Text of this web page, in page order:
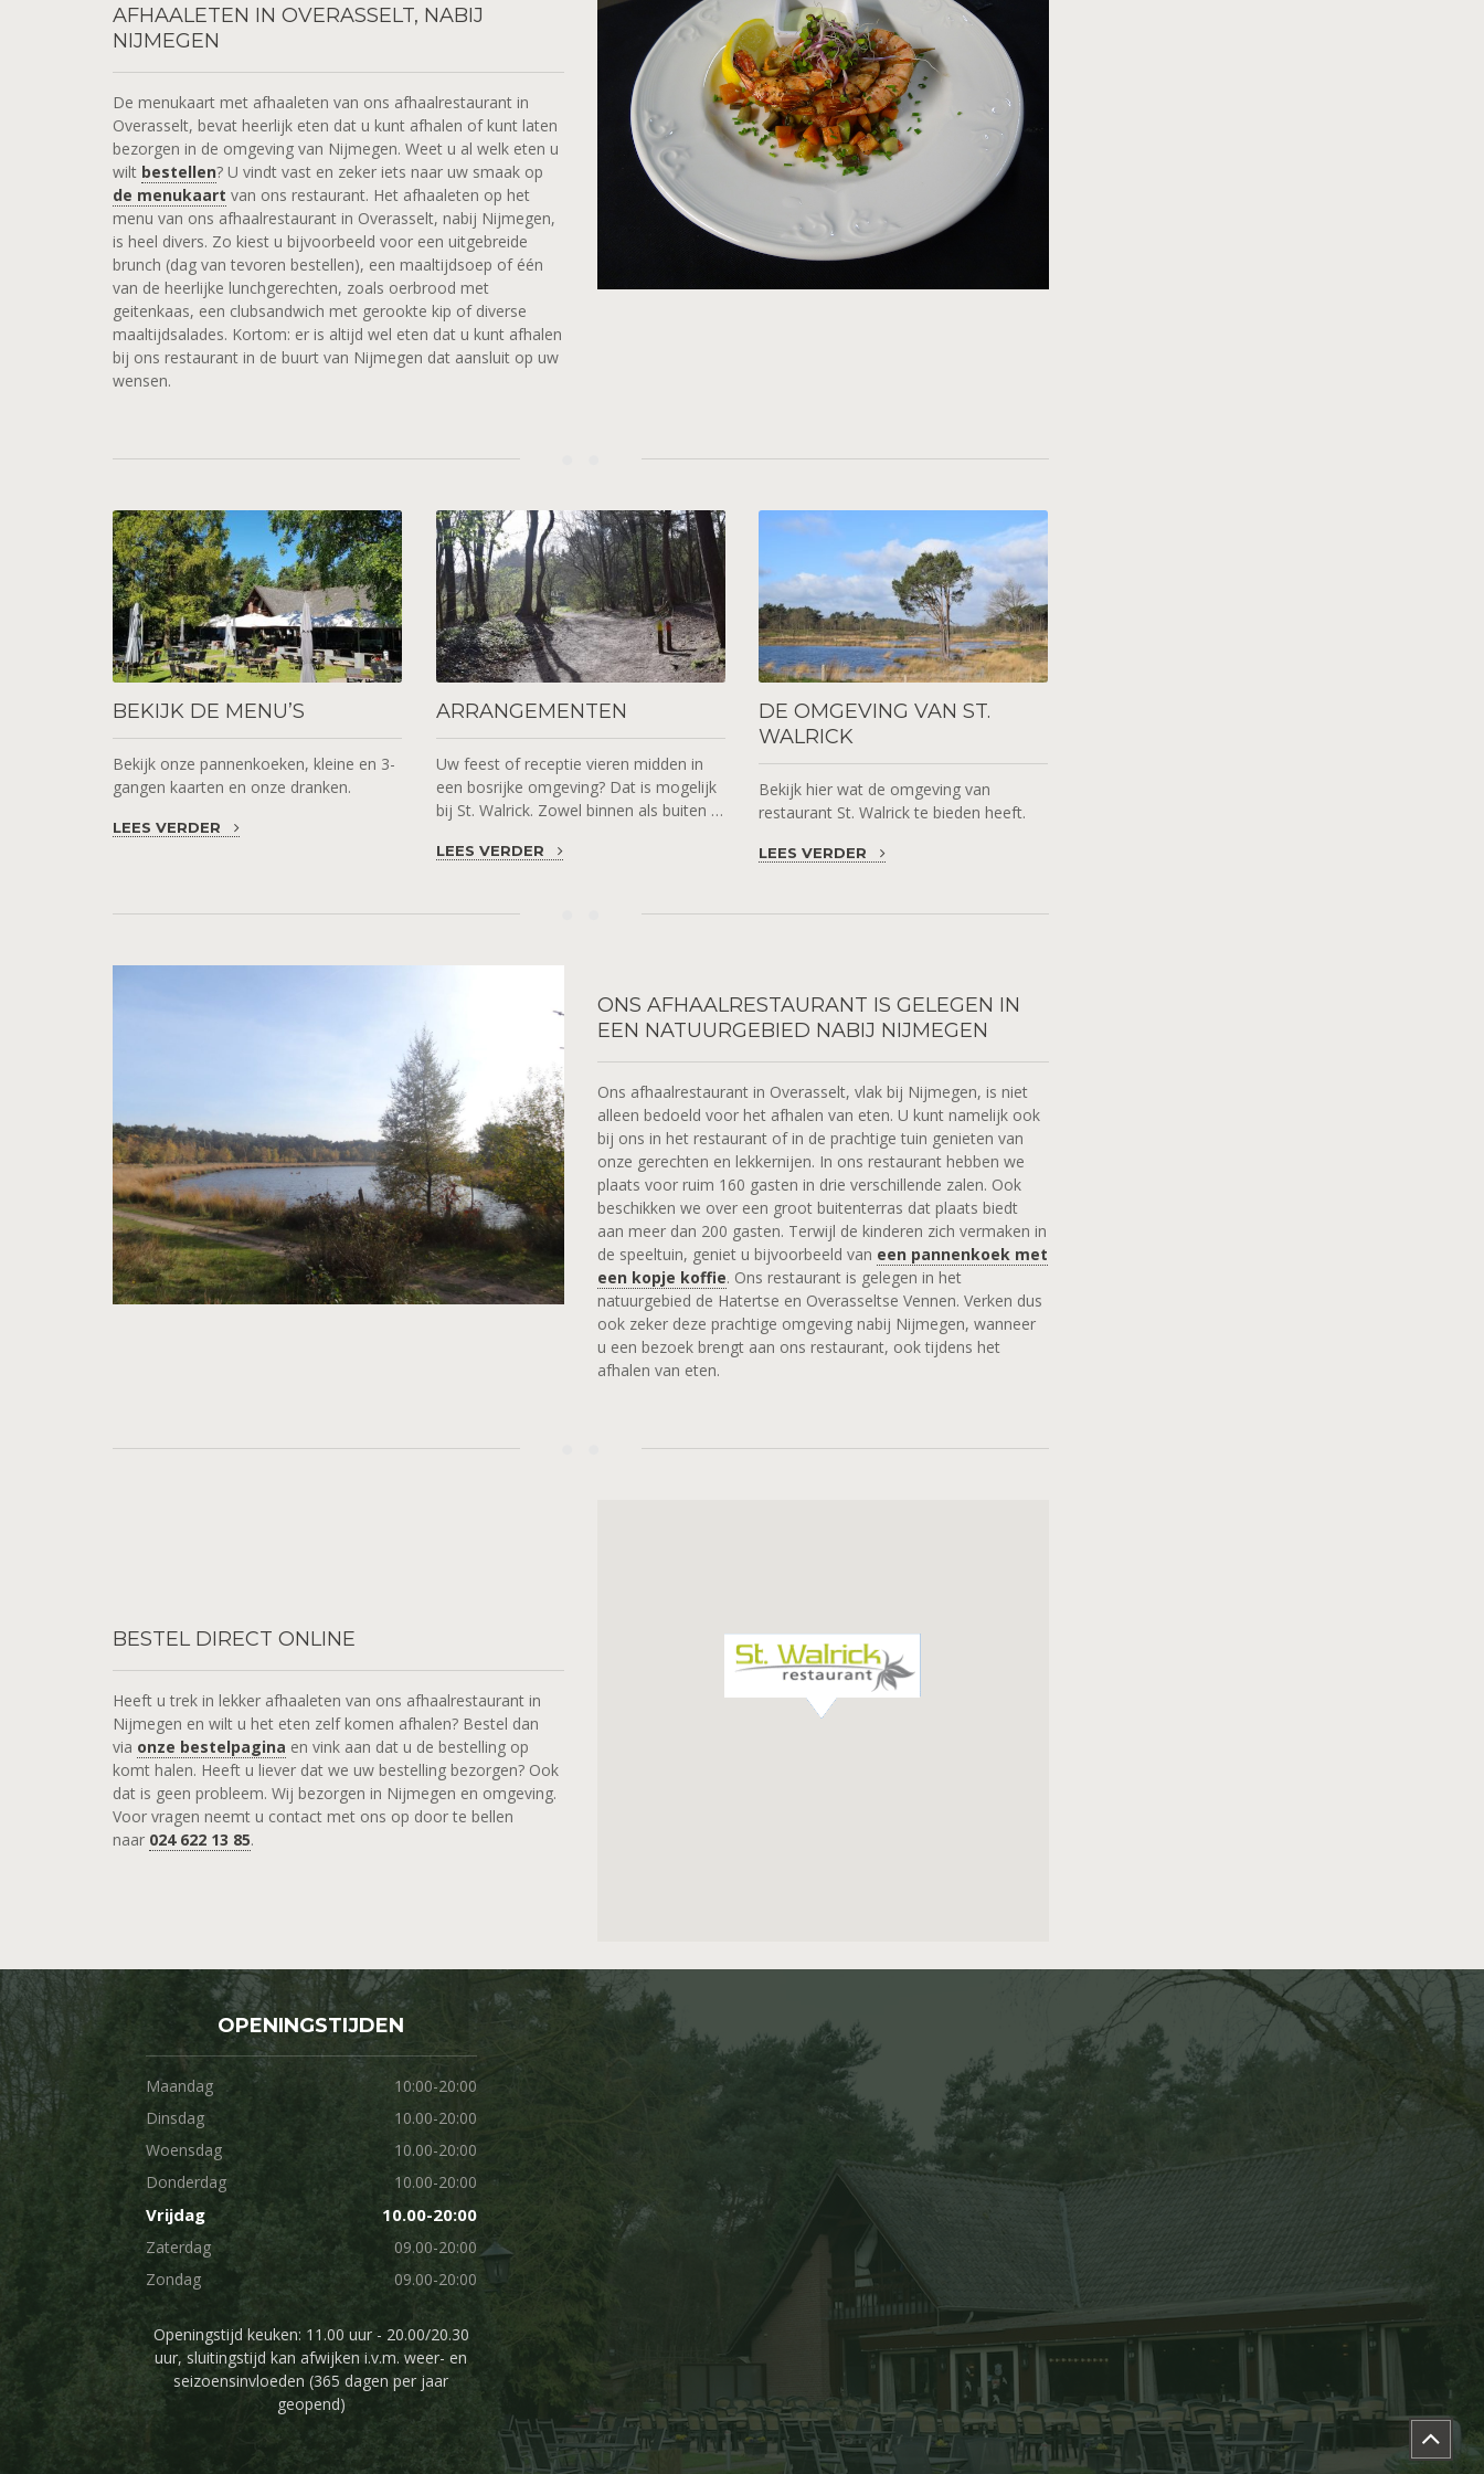
AFHAALETEN IN OVERASSELT, NABIJ
NIJMEGEN
De menukaart met afhaaleten van ons afhaalrestaurant in
Overasselt, bevat heerlijk eten dat u kunt afhalen of kunt laten
bezorgen in de omgeving van Nijmegen. Weet u al welk eten u
wilt bestellen? U vindt vast en zeker iets naar uw smaak op
de menukaart van ons restaurant. Het afhaaleten op het
menu van ons afhaalrestaurant in Overasselt, nabij Nijmegen,
is heel divers. Zo kiest u bijvoorbeeld voor een uitgebreide
brunch (dag van tevoren bestellen), een maaltijdsoep of één
van de heerlijke lunchgerechten, zoals oerbrood met
geitenkaas, een clubsandwich met gerookte kip of diverse
maaltijdsalades. Kortom: er is altijd wel eten dat u kunt afhalen
bij ons restaurant in de buurt van Nijmegen dat aansluit op uw
wensen.
BEKIJK DE MENU’S
Bekijk onze pannenkoeken, kleine en 3-
gangen kaarten en onze dranken.
LEES VERDER
ARRANGEMENTEN
Uw feest of receptie vieren midden in
een bosrijke omgeving? Dat is mogelijk
bij St. Walrick. Zowel binnen als buiten …
LEES VERDER
DE OMGEVING VAN ST.
WALRICK
Bekijk hier wat de omgeving van
restaurant St. Walrick te bieden heeft.
LEES VERDER
ONS AFHAALRESTAURANT IS GELEGEN IN
EEN NATUURGEBIED NABIJ NIJMEGEN
Ons afhaalrestaurant in Overasselt, vlak bij Nijmegen, is niet
alleen bedoeld voor het afhalen van eten. U kunt namelijk ook
bij ons in het restaurant of in de prachtige tuin genieten van
onze gerechten en lekkernijen. In ons restaurant hebben we
plaats voor ruim 160 gasten in drie verschillende zalen. Ook
beschikken we over een groot buitenterras dat plaats biedt
aan meer dan 200 gasten. Terwijl de kinderen zich vermaken in
de speeltuin, geniet u bijvoorbeeld van een pannenkoek met
een kopje koffie. Ons restaurant is gelegen in het
natuurgebied de Hatertse en Overasseltse Vennen. Verken dus
ook zeker deze prachtige omgeving nabij Nijmegen, wanneer
u een bezoek brengt aan ons restaurant, ook tijdens het
afhalen van eten.
BESTEL DIRECT ONLINE
Heeft u trek in lekker afhaaleten van ons afhaalrestaurant in
Nijmegen en wilt u het eten zelf komen afhalen? Bestel dan
via onze bestelpagina en vink aan dat u de bestelling op
komt halen. Heeft u liever dat we uw bestelling bezorgen? Ook
dat is geen probleem. Wij bezorgen in Nijmegen en omgeving.
Voor vragen neemt u contact met ons op door te bellen
naar 024 622 13 85.
OPENINGSTIJDEN
Maandag
10:00-20:00
Dinsdag
10.00-20:00
Woensdag
10.00-20:00
Donderdag
10.00-20:00
Vrijdag 10.00-20:00
Zaterdag
09.00-20:00
Zondag
09.00-20:00
Openingstijd keuken: 11.00 uur - 20.00/20.30
uur, sluitingstijd kan afwijken i.v.m. weer- en
seizoensinvloeden (365 dagen per jaar
geopend)